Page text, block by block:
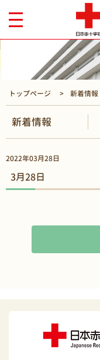
トップページ 新着情報
新着情報
2022年03月28日
3月28日